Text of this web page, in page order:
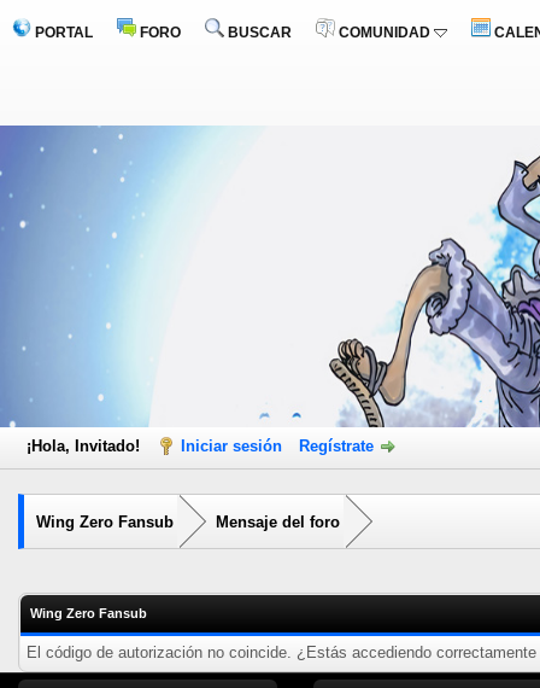
PORTAL FORO BUSCAR COMUNIDAD
¡Hola, Invitado! Iniciar sesión Regístrate
Wing Zero Fansub Mensaje del foro
Wing Zero Fansub
El código de autorización no coincide. ¿Estás accediendo